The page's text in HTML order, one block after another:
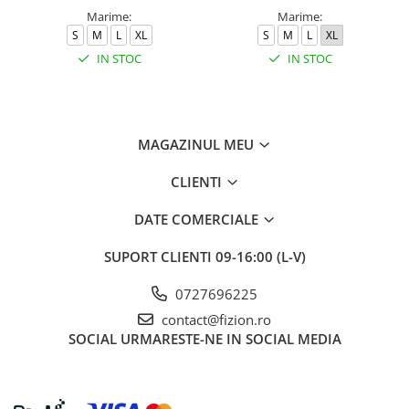
Marime:
S M L XL
IN STOC
Marime:
S M L XL
IN STOC
MAGAZINUL MEU
CLIENTI
DATE COMERCIALE
SUPORT CLIENTI 09-16:00 (L-V)
0727696225
contact@fizion.ro
SOCIAL URMARESTE-NE IN SOCIAL MEDIA